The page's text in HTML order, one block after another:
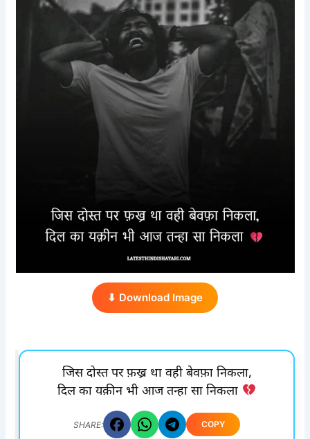
⬇ Download Image
जिस दोस्त पर फ़ख्र था वही बेवफ़ा निकला,
दिल का यक़ीन भी आज तन्हा सा निकला
SHARE: COPY